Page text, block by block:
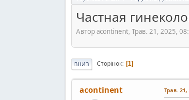
Частная
Автор acontinent, Трав. 21, 2025,
ВНИЗ Сторінок 1
acontinent Трав. 21,